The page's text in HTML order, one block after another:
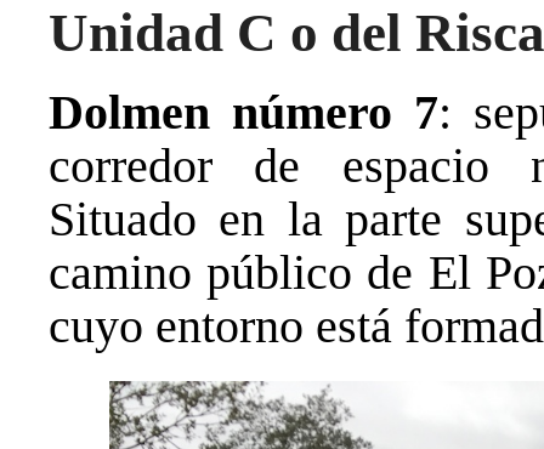
Unidad C o del
Dolmen número 7:
corredor de espacio
Situado en la parte
camino público de El
cuyo entorno está